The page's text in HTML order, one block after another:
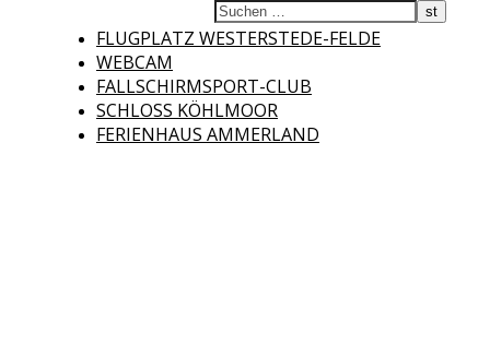
FLUGPLATZ WESTERSTEDE-FELDE
WEBCAM
FALLSCHIRMSPORT-CLUB
SCHLOSS KÖHLMOOR
FERIENHAUS AMMERLAND
Fliegerclub